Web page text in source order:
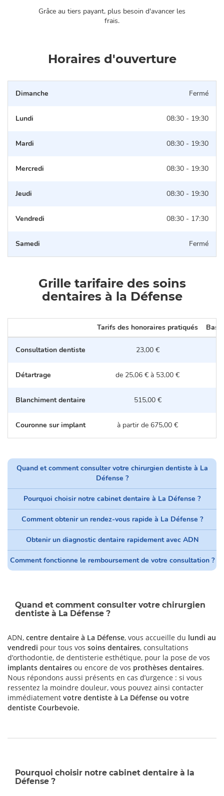
Grâce au tiers payant, plus besoin d'avancer les
frais.
Horaires d'ouverture
Dimanche Fermé
Lundi 08:30 - 19:30
Mardi 08:30 - 19:30
Mercredi 08:30 - 19:30
Jeudi 08:30 - 19:30
Vendredi 08:30 - 17:30
Samedi Fermé
Grille tarifaire des soins
dentaires à la Défense
Tarifs des honoraires pratiqués
Consultation dentiste 23,00 €
Détartrage de 25,06 € à 53,00 €
Blanchiment dentaire 515,00 €
Couronne sur implant à partir de 675,00 €
Quand et comment consulter votre chirurgien dentiste à La
Défense ?
Pourquoi choisir notre cabinet dentaire à La Défense ?
Comment obtenir un rendez-vous rapide à La Défense ?
Obtenir un diagnostic dentaire rapidement avec ADN
Comment fonctionne le remboursement de votre consultation ?
Quand et comment consulter votre chirurgien
dentiste à La Défense ?
ADN, centre dentaire à La Défense, vous accueille du lundi au
vendredi pour tous vos soins dentaires, consultations
d’orthodontie, de dentisterie esthétique, pour la pose de vos
implants dentaires ou encore de vos prothèses dentaires.
Nous répondons aussi présents en cas d’urgence : si vous
ressentez la moindre douleur, vous pouvez ainsi contacter
immédiatement votre dentiste à La Défense ou votre
dentiste Courbevoie.
Pourquoi choisir notre cabinet dentaire à la
Défense ?